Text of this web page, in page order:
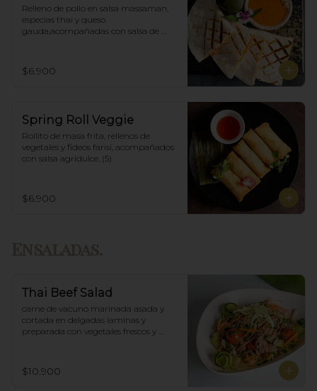
Relleno de pollo en salsa massaman,
especias thai y queso
gauda,acompañadas con salsa de
$6.900
Spring Roll Veggie
Rollito de masa frita, rellenos de
vegetales y fideos fansi, acompañados
con salsa agridulce. (5)
$6.900
Ensaladas.
Thai Beef Salad
carne de vacuno marinada asada y
cortada en delgadas laminas y
preparada con vegetales frescos y
$10.900